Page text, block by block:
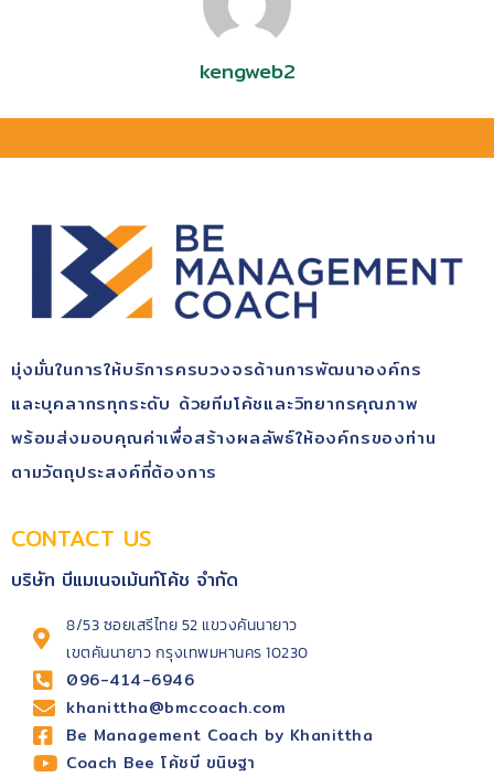
kengweb2
มุ่ง​มั่นในการให้บริการ​ครบวงจรด้านการพัฒนา​องค์กร​
และบุคลากรทุกระดับ​ ด้วยทีมโค้ช​และวิทยากรคุณ​ภาพ​
พร้อม​ส่งมอบคุณ​ค่า​เพื่อสร้างผลลัพธ์​ให้องค์กรของท่าน
ตามวัตถุประสงค์​ที่ต้องการ
CONTACT US
บริษัท บีแมเนจเม้นท์โค้ช จำกัด
8/53 ซอยเสรีไทย 52 แขวงคันนายาว
เขตคันนายาว กรุงเทพมหานคร 10230
096-414-6946
khanittha@bmccoach.com
Be Management Coach by Khanittha
Coach Bee โค้ชบี ขนิษฐา